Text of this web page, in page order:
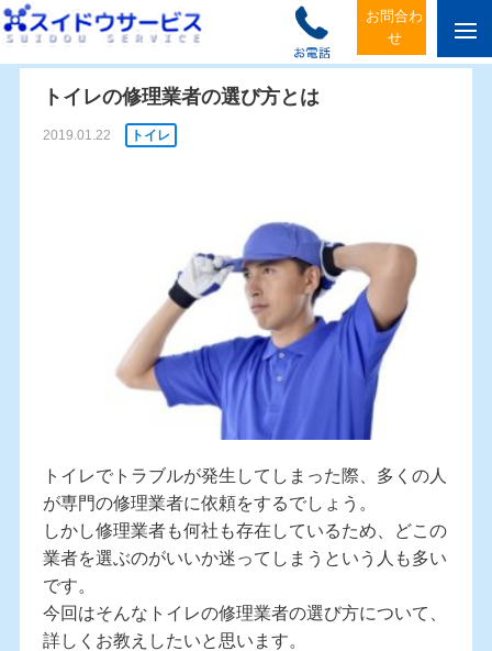
お問合わ
せ
men
ホーム トイレ / トイレの修理業者の選び方とは
トイレの修理業者の選び方とは
2019.01.22 トイレ
トイレでトラブルが発生してしまった際、多くの人
が専門の修理業者に依頼をするでしょう。
しかし修理業者も何社も存在しているため、どこの
業者を選ぶのがいいか迷ってしまうという人も多い
です。
今回はそんなトイレの修理業者の選び方について、
詳しくお教えしたいと思います。